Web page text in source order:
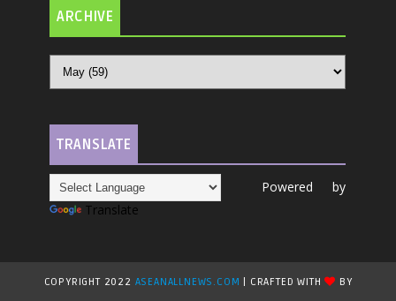
ARCHIVE
TRANSLATE
Powered by
Translate
COPYRIGHT 2022 ASEANALLNEWS.COM | CRAFTED WITH BY